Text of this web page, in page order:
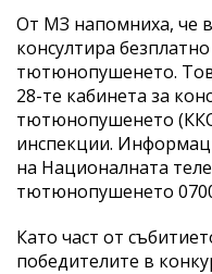
От МЗ напомниха, че
консултира
тютюнопушенето.
28-те кабинета за
тютюнопушенето
инспекции.
на Националната
тютюнопушенето
Като част от
победителите в